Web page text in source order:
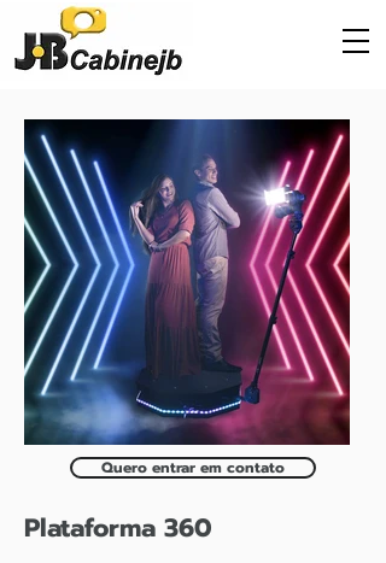
Quero entrar em contato
Plataforma 360